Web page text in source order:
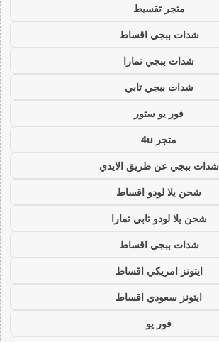
متجر تقسيط
شدات ببجي اقساط
شدات ببجي تمارا
شدات ببجي تابي
فور يو ستور
متجر 4u
شدات ببجي عن طريق الايدي
شحن يلا لودو اقساط
شحن يلا لودو تابي تمارا
شدات ببجي اقساط
ايتونز امريكي اقساط
ايتونز سعودي اقساط
فور يو